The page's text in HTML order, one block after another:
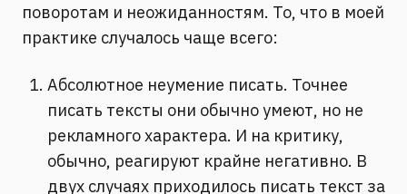
поворотам и неожиданностям. То, что в моей
практике случалось чаще всего:
Абсолютное неумение писать. Точнее
писать тексты они обычно умеют, но не
рекламного характера. И на критику,
обычно, реагируют крайне негативно. В
двух случаях приходилось писать текст за